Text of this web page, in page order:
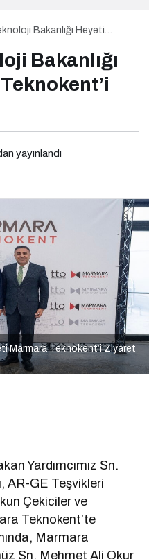
Bakanlığı Heyeti
Bakanlığı
yayınlandı
Marmara Teknokent’i Ziyaret
Yardımcımız Sn.
AR-GE Teşvikleri
Çekiciler ve
Teknokent’te
Marmara
Sn. Mehmet Ali Okur